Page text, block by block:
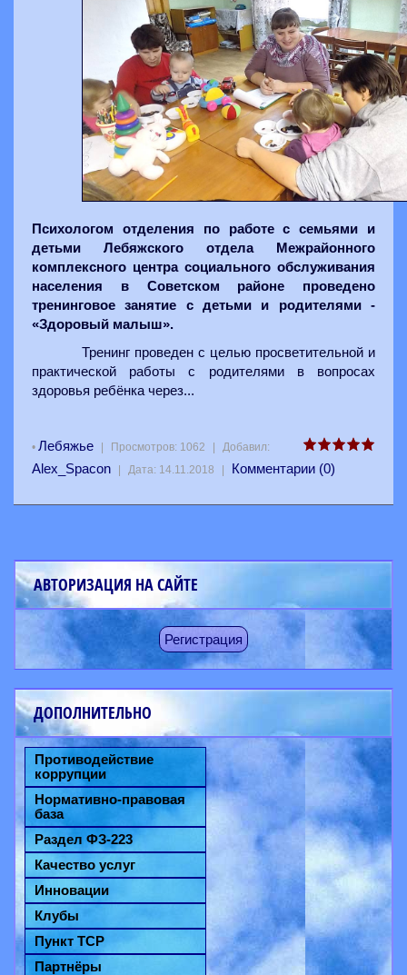
Психологом отделения по работе с семьями и
детьми Лебяжского отдела Межрайонного
комплексного центра социального обслуживания
населения в Советском районе проведено
тренинговое занятие с детьми и родителями -
«Здоровый малыш».
Тренинг проведен с целью просветительной и
практической работы с родителями в вопросах
здоровья ребёнка через...
• Лебяжье | Просмотров: 1062 | Добавил:
Alex_Spacon | Дата: 14.11.2018 | Комментарии (0)
АВТОРИЗАЦИЯ НА САЙТЕ
Регистрация
ДОПОЛНИТЕЛЬНО
Противодействие
коррупции
Нормативно-правовая
база
Раздел ФЗ-223
Качество услуг
Инновации
Клубы
Пункт ТСР
Партнёры